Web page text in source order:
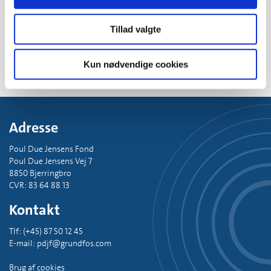
Tillad valgte
Kun nødvendige cookies
kan finde flere informationer iårsskriftet for 2021.
Adresse
Poul Due Jensens Fond
Poul Due Jensens Vej 7
8850 Bjerringbro
CVR: 83 64 88 13
Kontakt
Tlf: (+45) 87 50 12 45
E-mail: pdjf@grundfos.com
Brug af cookies